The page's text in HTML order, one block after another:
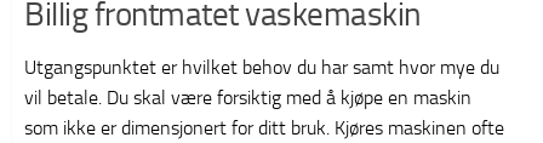
Billig frontmatet vaskemaskin
Utgangspunktet er hvilket behov du har samt hvor mye du
vil betale. Du skal være forsiktig med å kjøpe en maskin
som ikke er dimensjonert for ditt bruk. Kjøres maskinen ofte